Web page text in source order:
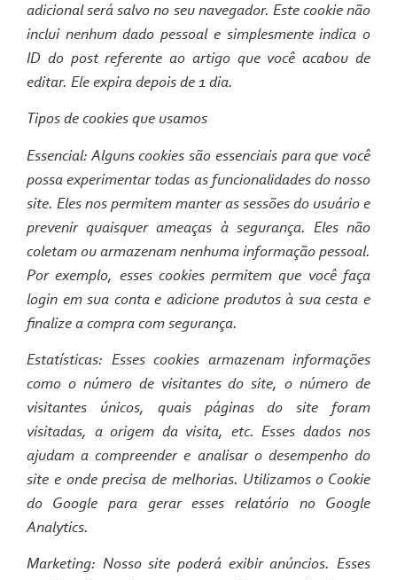
adicional será salvo no seu navegador. Este cookie não
inclui nenhum dado pessoal e simplesmente indica o
ID do post referente ao artigo que você acabou de
editar. Ele expira depois de 1 dia.
Tipos de cookies que usamos
Essencial: Alguns cookies são essenciais para que você
possa experimentar todas as funcionalidades do nosso
site. Eles nos permitem manter as sessões do usuário e
prevenir quaisquer ameaças à segurança. Eles não
coletam ou armazenam nenhuma informação pessoal.
Por exemplo, esses cookies permitem que você faça
login em sua conta e adicione produtos à sua cesta e
finalize a compra com segurança.
Estatísticas: Esses cookies armazenam informações
como o número de visitantes do site, o número de
visitantes únicos, quais páginas do site foram
visitadas, a origem da visita, etc. Esses dados nos
ajudam a compreender e analisar o desempenho do
site e onde precisa de melhorias. Utilizamos o Cookie
do Google para gerar esses relatório no Google
Analytics.
Marketing: Nosso site poderá exibir anúncios. Esses